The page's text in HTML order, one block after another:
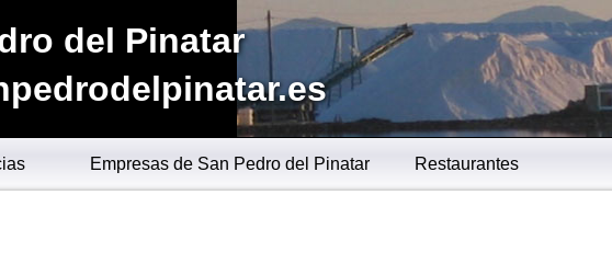
del Pinatar
Empresas de San Pedro del Pinatar Restaurantes